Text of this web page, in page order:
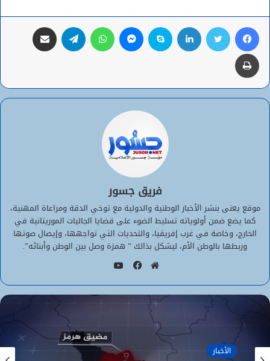
فيسبوك تويتر لينكدإن سكايب ماسنجر واتساب تيلقرام
طباعة
فريق جسور
موقع يعنى بنشر الأخبار الوطنية والدولية مع توخي الدقة ومراعاة المهنية،
كما يضع ضمن أولوياته تسليط الضوء على قضايا الجاليات الموريتانية في
الخارج، وخاصة في غرب إفريقيا، والتحديات التي تواجهها، وإيصال صوتها
وربطها بالوطن الأم، ليشكل بذالك ” همزة وصل بين الوطن وأبنائه”.
الويب
الأخبار